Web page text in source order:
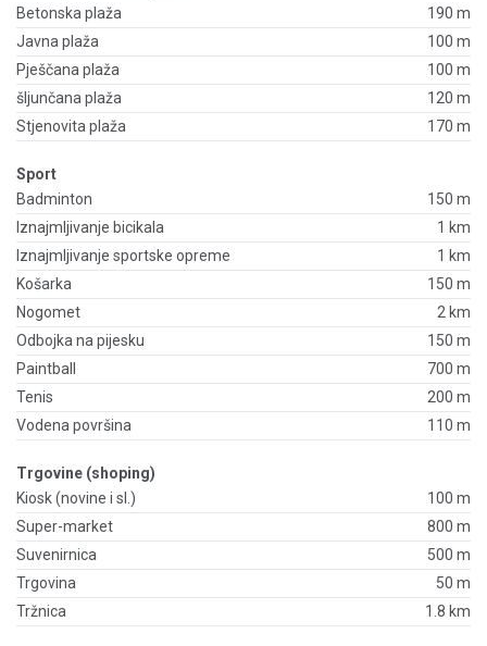
Betonska plaža
190 m
Javna plaža
100 m
Pješčana plaža
100 m
šljunčana plaža
120 m
Stjenovita plaža
170 m
Sport
Badminton
150 m
Iznajmljivanje bicikala
1 km
Iznajmljivanje sportske opreme
1 km
Košarka
150 m
Nogomet
2 km
Odbojka na pijesku
150 m
Paintball
700 m
Tenis
200 m
Vodena površina
110 m
Trgovine (shoping)
Kiosk (novine i sl.)
100 m
Super-market
800 m
Suvenirnica
500 m
Trgovina
50 m
Tržnica
1.8 km